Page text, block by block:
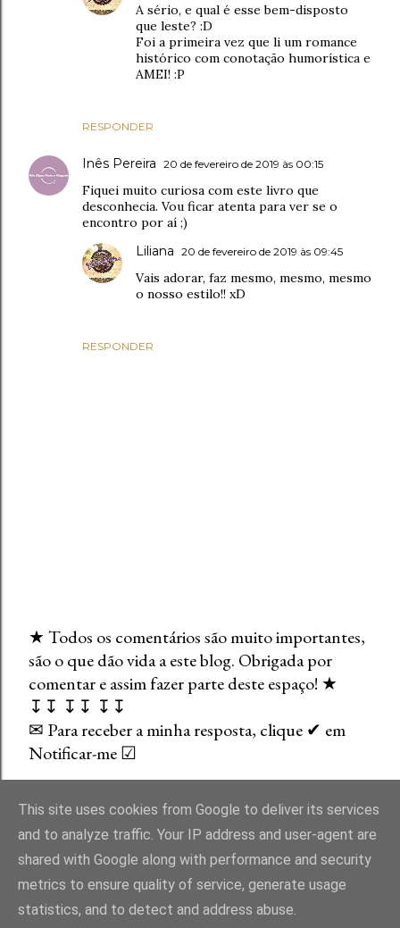
RESPONDER
A sério, e qual é esse bem-disposto
que leste? :D
Foi a primeira vez que li um romance
histórico com conotação humorística e
AMEI! :P
Inês Pereira 20 de fevereiro de 2019 às 00:15
Fiquei muito curiosa com este livro que
desconhecia. Vou ficar atenta para ver se o
encontro por aí ;)
RESPONDER
Liliana 20 de fevereiro de 2019 às 09:45
Vais adorar, faz mesmo, mesmo, mesmo
o nosso estilo!! xD
E
n
v
i
a
r
u
m
c
o
m
e
★ Todos os comentários são muito importantes,
são o que dão vida a este blog. Obrigada por
comentar e assim fazer parte deste espaço! ★
↧↧ ↧↧ ↧↧
✉ Para receber a minha resposta, clique ✔ em
Notificar-me ☑
Com tecnologia do Blogger
Direitos Reservados. Um Blog entre Bibliotecas - Liliana Carvalho
This site uses cookies from Google to deliver its services
and to analyze traffic. Your IP address and user-agent are
shared with Google along with performance and security
metrics to ensure quality of service, generate usage
statistics, and to detect and address abuse.